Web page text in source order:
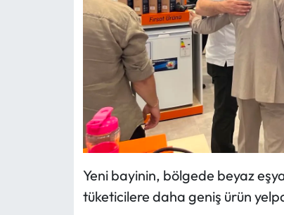
Yeni bayinin, bölgede beyaz
tüketicilere daha geniş ürün